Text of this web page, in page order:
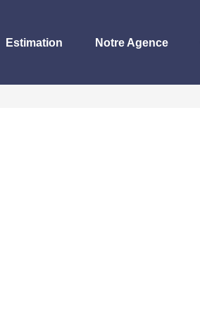
Estimation Notre Agence